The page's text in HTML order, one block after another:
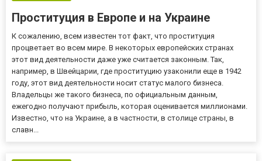
Проституция в Европе и на Украине
К сожалению, всем известен тот факт, что проституция
процветает во всем мире. В некоторых европейских странах
этот вид деятельности даже уже считается законным. Так,
например, в Швейцарии, где проституцию узаконили еще в 1942
году, этот вид деятельности носит статус малого бизнеса.
Владельцы же такого бизнеса, по официальным данным,
ежегодно получают прибыль, которая оценивается миллионами.
Известно, что на Украине, а в частности, в столице страны, в
славн...